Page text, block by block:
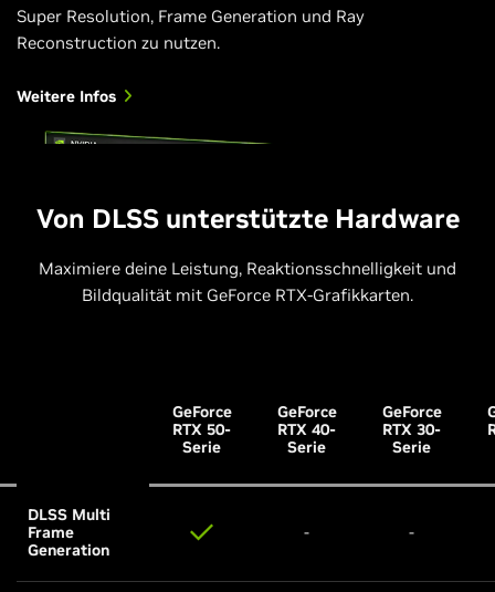
Super Resolution, Frame Generation und Ray
Reconstruction zu nutzen.
Weitere Infos
Von DLSS unterstützte Hardware
Maximiere deine Leistung, Reaktionsschnelligkeit und
Bildqualität mit GeForce RTX-Grafikkarten.
GeForce
RTX 50-
Serie
GeForce
RTX 40-
Serie
GeForce
RTX 30-
Serie
DLSS Multi
Frame
Generation
- -